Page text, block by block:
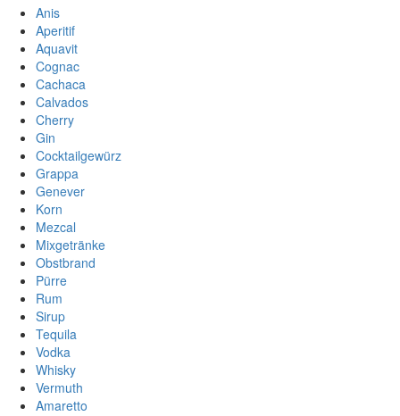
Anis
Aperitif
Aquavit
Cognac
Cachaca
Calvados
Cherry
Gin
Cocktailgewürz
Grappa
Genever
Korn
Mezcal
Mixgetränke
Obstbrand
Pürre
Rum
Sirup
Tequila
Vodka
Whisky
Vermuth
Amaretto